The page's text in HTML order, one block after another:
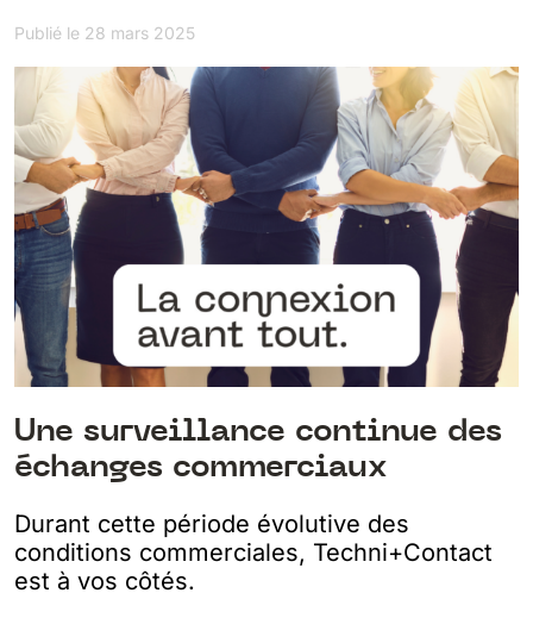
Publié le 28 mars 2025
Une surveillance continue des
échanges commerciaux
Durant cette période évolutive des
conditions commerciales, Techni+Contact
est à vos côtés.